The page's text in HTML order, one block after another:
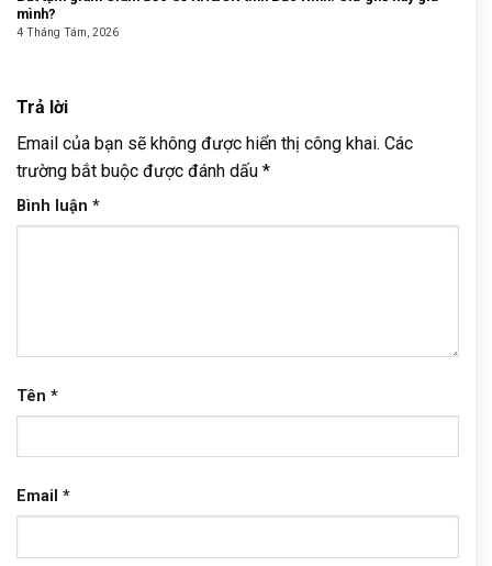
mình?
4 Tháng Tám, 2026
Trả lời
Email của bạn sẽ không được hiển thị công khai. Các
trường bắt buộc được đánh dấu *
Bình luận *
Tên *
Email *